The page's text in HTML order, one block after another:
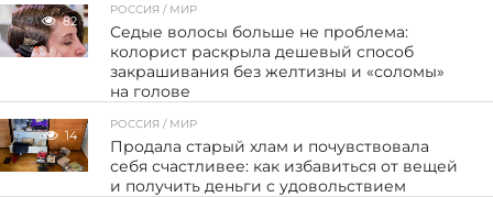
82
РОССИЯ / МИР
Седые волосы больше не проблема:
колорист раскрыла дешевый способ
закрашивания без желтизны и «соломы»
на голове
14
РОССИЯ / МИР
Продала старый хлам и почувствовала
себя счастливее: как избавиться от вещей
и получить деньги с удовольствием